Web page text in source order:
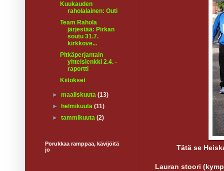
Tätä se
Lauran stoori
Kuukauden
raholalainen: Outi
Team Rahola
järjestää: Pirkan
soutu 31.7.
kirkkove...
Pitkäperjantain
yhteislenkki 2.4. -
raportti
Kiitokset
►maaliskuuta(13)
►
helmikuuta(11)
►tammikuuta(2)
Porukkaa ramppaa, kävijöitä
jo